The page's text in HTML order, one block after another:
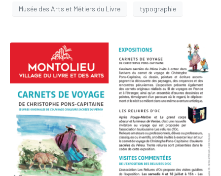
Musée des Arts et Métiers du Livre typographie